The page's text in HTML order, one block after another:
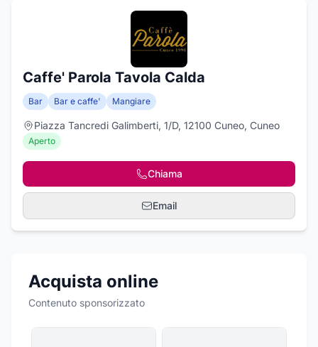
Caffe' Parola Tavola Calda
Bar Bar e caffe' Mangiare
Piazza Tancredi Galimberti, 1/D, 12100 Cuneo, Cuneo
Aperto
Chiama
Email
Acquista online
Contenuto sponsorizzato